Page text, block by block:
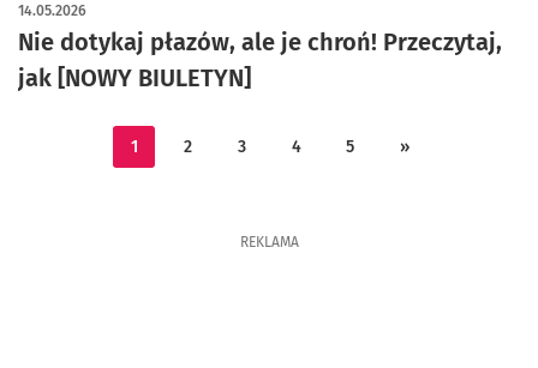
Nie dotykaj płazów, ale je chroń! Przeczytaj,
jak [NOWY BIULETYN]
14.05.2026
1 2 3 4 5 »
REKLAMA